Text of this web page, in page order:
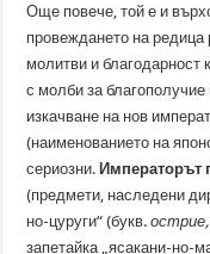
Още повече, той е и
провеждането на редица
молитви и благодарност
с молби за
изкачване на нов
(наименованието на
сериозни.Императорът
(предмети, наследени
но-цуруги“ (букв.
запетайка „ясакани-но-